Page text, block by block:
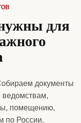
для
документы
ведомствам,
помещению,
по России.